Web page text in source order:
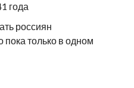
года
россиян
только в одном